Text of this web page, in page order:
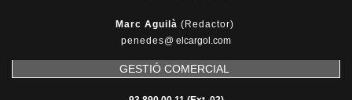
Marc Aguilà (Redactor)
penedes@ elcargol.com
GESTIÓ COMERCIAL